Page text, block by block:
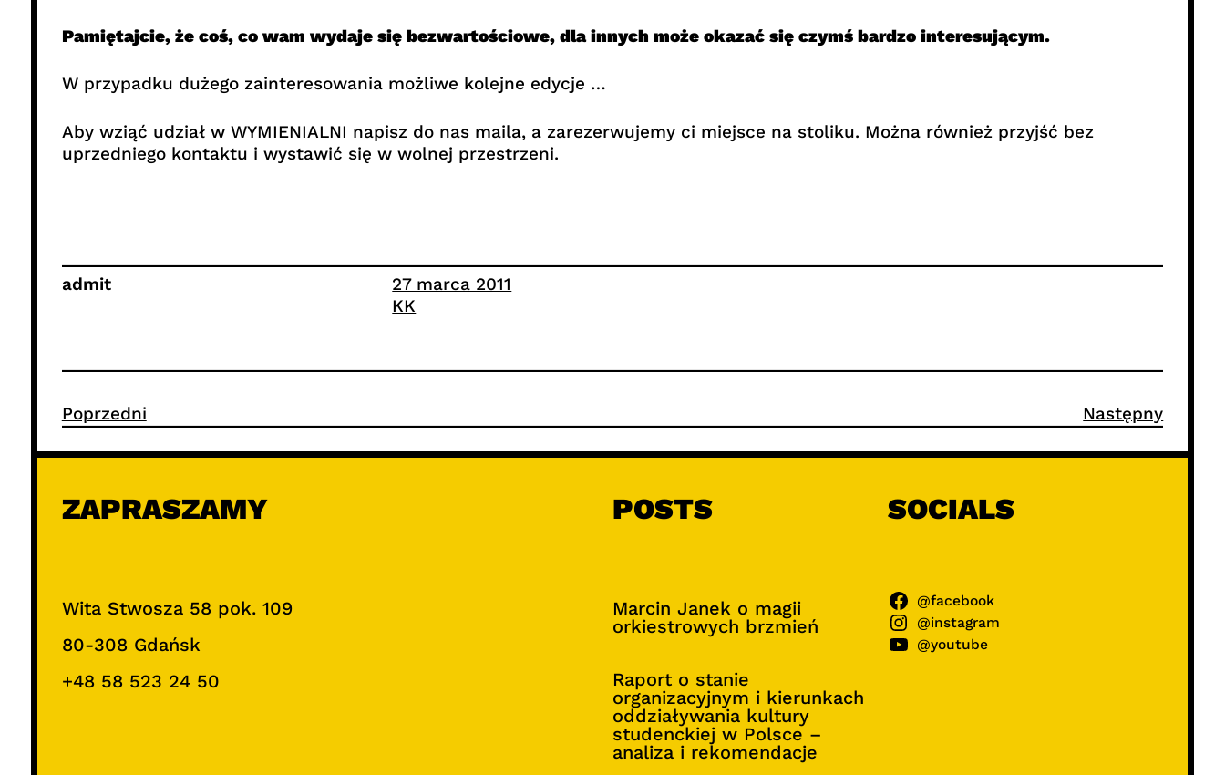
Pamiętajcie, że coś, co wam wydaje się bezwartościowe, dla innych może okazać się czymś bardzo interesującym.
W przypadku dużego zainteresowania możliwe kolejne edycje …
Aby wziąć udział w WYMIENIALNI napisz do nas maila, a zarezerwujemy ci miejsce na stoliku. Można również przyjść bez
uprzedniego kontaktu i wystawić się w wolnej przestrzeni.
admit
27 marca 2011
KK
Poprzedni Następny
ZAPRASZAMY
Wita Stwosza 58 pok. 109
80-308 Gdańsk
+48 58 523 24 50
POSTS
Marcin Janek o magii
orkiestrowych brzmień
Raport o stanie
organizacyjnym i kierunkach
oddziaływania kultury
studenckiej w Polsce –
analiza i rekomendacje
SOCIALS
@facebook
@instagram
@youtube